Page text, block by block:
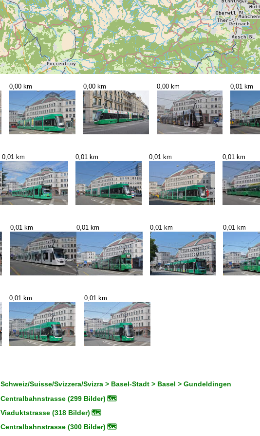
0,00 km 0,00 km 0,00 km 0,01 km
0,01 km 0,01 km 0,01 km 0,01 km
0,01 km 0,01 km 0,01 km 0,01 km
0,01 km 0,01 km
Schweiz/Suisse/Svizzera/Svizra > Basel-Stadt > Basel > Gundeldingen
Centralbahnstrasse (299 Bilder) 🗺
Viaduktstrasse (318 Bilder) 🗺
Centralbahnstrasse (300 Bilder) 🗺